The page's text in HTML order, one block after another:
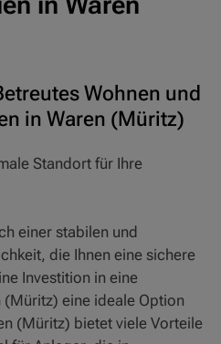
Wohnen und
in Waren (Müritz)
Standort für Ihre
einer stabilen und
die Ihnen eine sichere
Investition in eine
(Müritz) eine ideale Option
(Müritz) bietet viele Vorteile